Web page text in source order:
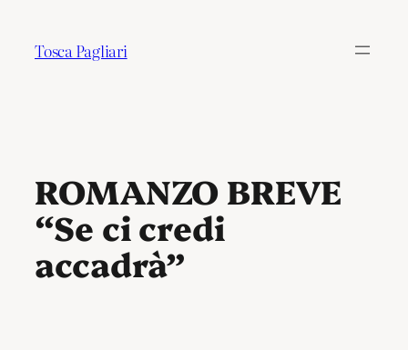
Tosca Pagliari
ROMANZO BREVE
“Se ci credi
accadrà”